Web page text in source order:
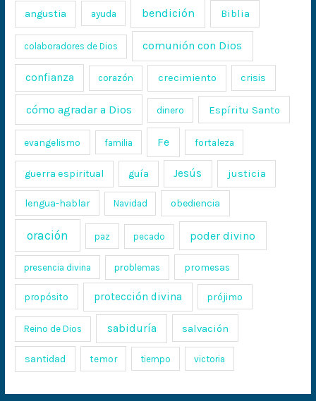
angustia ayuda bendición Biblia
colaboradores de Dios comunión con Dios
confianza corazón crecimiento crisis
cómo agradar a Dios dinero Espíritu Santo
evangelismo familia Fe fortaleza
guerra espiritual guía Jesús justicia
lengua-hablar Navidad obediencia
oración paz pecado poder divino
presencia divina problemas promesas
propósito protección divina prójimo
Reino de Dios sabiduría salvación
santidad temor tiempo victoria